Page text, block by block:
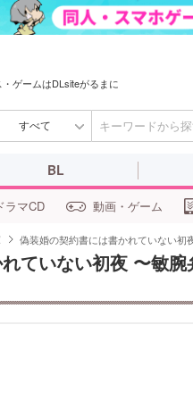
ゲームはDLsiteがるまに
すべて
BL
ラマCD 動画・ゲーム
偽装婚の契約書には書かれていない初
ていない初夜 〜敏